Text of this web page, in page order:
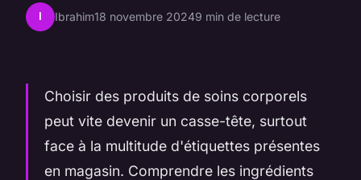
I Ibrahim18 novembre 20249 min de lecture
Choisir des produits de soins corporels
peut vite devenir un casse-tête, surtout
face à la multitude d'étiquettes présentes
en magasin. Comprendre les ingrédients